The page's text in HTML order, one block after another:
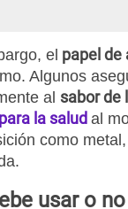
el papel de
Algunos
al sabor de
la salud al
como
usar o